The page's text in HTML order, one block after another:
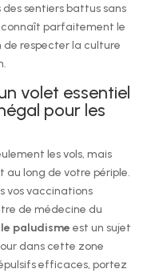
sentiers battus sans
parfaitement le
de respecter la culture
volet essentiel
pour les
les vols, mais
au long de votre périple.
vos vaccinations
de médecine du
paludisme est un sujet
dans cette zone
efficaces, portez